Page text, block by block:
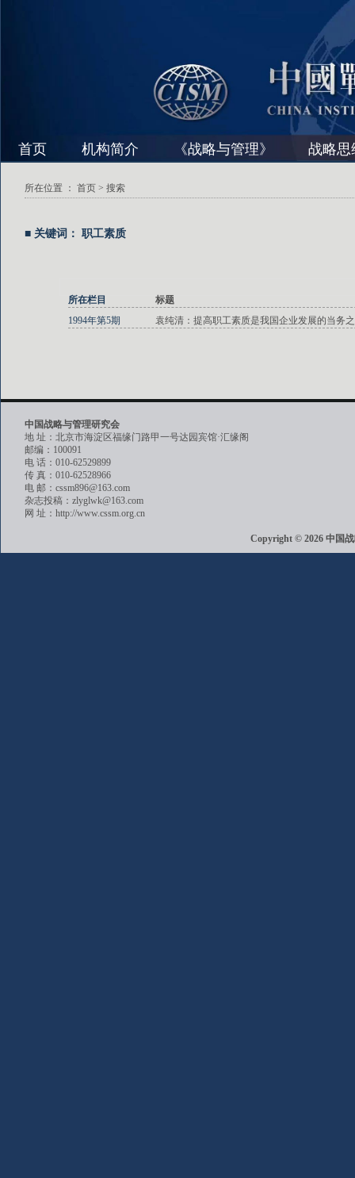
首页 机构简介 《战略与管理》 战略思
所在位置 ： 首页 > 搜索
■ 关键词： 职工素质
所在栏目
标题
1994年第5期
袁纯清：提高职工素质是我国企业发展的当务
中国战略与管理研究会
地 址：北京市海淀区福缘门路甲一号达园宾馆·汇缘阁
邮编：100091
电 话：010-62529899
传 真：010-62528966
电 邮：cssm896@163.com
杂志投稿：zlyglwk@163.com
网 址：http://www.cssm.org.cn
Copyright © 2026 中国